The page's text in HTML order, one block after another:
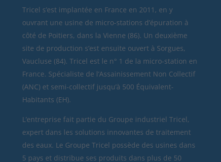
Tricel s’est implantée en France en 2011, en y
ouvrant une usine de micro-stations d’épuration à
côté de Poitiers, dans la Vienne (86). Un deuxième
site de production s’est ensuite ouvert à Sorgues,
Vaucluse (84). Tricel est le n° 1 de la micro-station en
France. Spécialiste de l’Assainissement Non Collectif
(ANC) et semi-collectif jusqu’à 500 Équivalent-
Habitants (EH).
L’entreprise fait partie du Groupe industriel Tricel,
expert dans les solutions innovantes de traitement
des eaux. Le Groupe Tricel possède des usines dans
5 pays et distribue ses produits dans plus de 50